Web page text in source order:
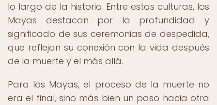
lo largo de la historia. Entre estas culturas, los
Mayas destacan por la profundidad y
significado de sus ceremonias de despedida,
que reflejan su conexión con la vida después
de la muerte y el más allá.
Para los Mayas, el proceso de la muerte no
era el final, sino más bien un paso hacia otra